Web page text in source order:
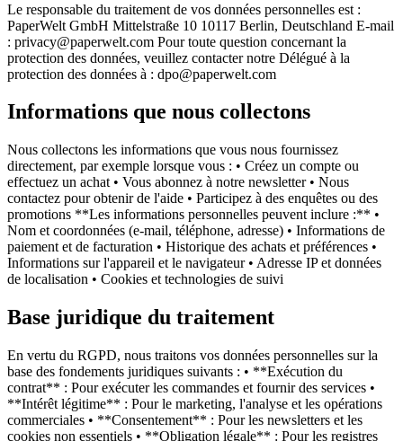
Le responsable du traitement de vos données personnelles est :
PaperWelt GmbH Mittelstraße 10 10117 Berlin, Deutschland E-mail
: privacy@paperwelt.com Pour toute question concernant la
protection des données, veuillez contacter notre Délégué à la
protection des données à : dpo@paperwelt.com
Informations que nous collectons
Nous collectons les informations que vous nous fournissez
directement, par exemple lorsque vous : • Créez un compte ou
effectuez un achat • Vous abonnez à notre newsletter • Nous
contactez pour obtenir de l'aide • Participez à des enquêtes ou des
promotions **Les informations personnelles peuvent inclure :** •
Nom et coordonnées (e-mail, téléphone, adresse) • Informations de
paiement et de facturation • Historique des achats et préférences •
Informations sur l'appareil et le navigateur • Adresse IP et données
de localisation • Cookies et technologies de suivi
Base juridique du traitement
En vertu du RGPD, nous traitons vos données personnelles sur la
base des fondements juridiques suivants : • **Exécution du
contrat** : Pour exécuter les commandes et fournir des services •
**Intérêt légitime** : Pour le marketing, l'analyse et les opérations
commerciales • **Consentement** : Pour les newsletters et les
cookies non essentiels • **Obligation légale** : Pour les registres